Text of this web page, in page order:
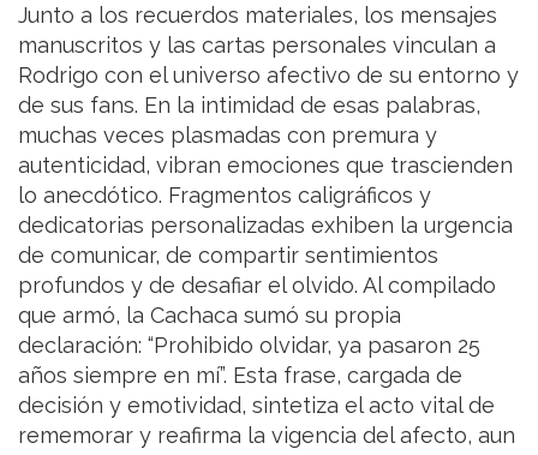
Junto a los recuerdos materiales, los mensajes
manuscritos y las cartas personales vinculan a
Rodrigo con el universo afectivo de su entorno y
de sus fans. En la intimidad de esas palabras,
muchas veces plasmadas con premura y
autenticidad, vibran emociones que trascienden
lo anecdótico. Fragmentos caligráficos y
dedicatorias personalizadas exhiben la urgencia
de comunicar, de compartir sentimientos
profundos y de desafiar el olvido. Al compilado
que armó, la Cachaca sumó su propia
declaración: “Prohibido olvidar, ya pasaron 25
años siempre en mí”. Esta frase, cargada de
decisión y emotividad, sintetiza el acto vital de
rememorar y reafirma la vigencia del afecto, aun